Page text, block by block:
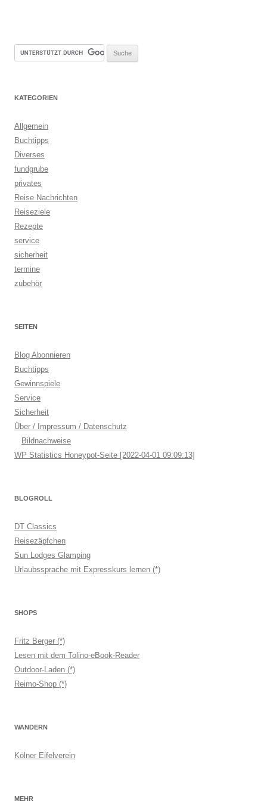
KATEGORIEN
Allgemein
Buchtipps
Diverses
fundgrube
privates
Reise Nachrichten
Reiseziele
Rezepte
service
sicherheit
termine
zubehör
SEITEN
Blog Abonnieren
Buchtipps
Gewinnspiele
Service
Sicherheit
Über / Impressum / Datenschutz
Bildnachweise
WP Statistics Honeypot-Seite [2022-04-01 09:09:13]
BLOGROLL
DT Classics
Reisezäpfchen
Sun Lodges Glamping
Urlaubssprache mit Expresskurs lernen (*)
SHOPS
Fritz Berger (*)
Lesen mit dem Tolino-eBook-Reader
Outdoor-Laden (*)
Reimo-Shop (*)
WANDERN
Kölner Eifelverein
MEHR